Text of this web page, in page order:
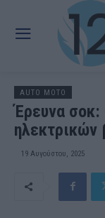
AUTO MOTO
Έρευνα σοκ:
ηλεκτρικών
19 Αυγούστου, 2025